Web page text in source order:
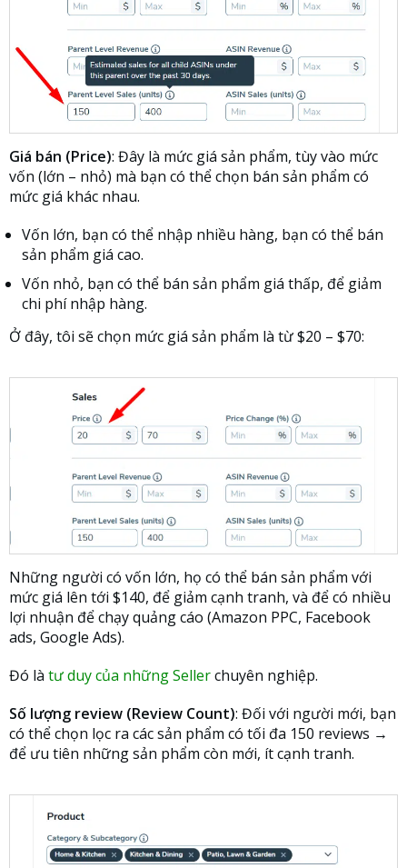
Giá bán (Price): Đây là mức giá sản phẩm, tùy vào mức
vốn (lớn – nhỏ) mà bạn có thể chọn bán sản phẩm có
mức giá khác nhau.
Vốn lớn, bạn có thể nhập nhiều hàng, bạn có thể bán
sản phẩm giá cao.
Vốn nhỏ, bạn có thể bán sản phẩm giá thấp, để giảm
chi phí nhập hàng.
Ở đây, tôi sẽ chọn mức giá sản phẩm là từ $20 – $70:
Những người có vốn lớn, họ có thể bán sản phẩm với
mức giá lên tới $140, để giảm cạnh tranh, và để có nhiều
lợi nhuận để chạy quảng cáo (Amazon PPC, Facebook
ads, Google Ads).
Đó là tư duy của những Sellerchuyên nghiệp.
Số lượng review (Review Count): Đối với người mới, bạn
có thể chọn lọc ra các sản phẩm có tối đa 150 reviews →
để ưu tiên những sản phẩm còn mới, ít cạnh tranh.